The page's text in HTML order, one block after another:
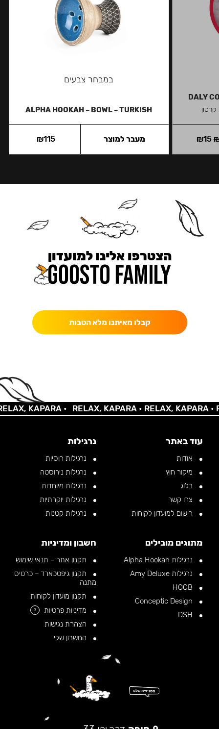
DALY
₪15
במבחר צבעים
ALPHA HOOKAH – BOWL – TURKISH
₪115 מעבר למוצר
הצטרפו אלינו למועדון
קבלו מאיתנו מלא הטבות
KAPARA • RELAX, KAPARA •RELAX, KAPARA •
עוד באתר
אודות
מיקור חוץ
בלוג
צרו קשר
רישום למועדון לקוחות
נרגילות
נרגילות רוסיות
נרגילות נירוסטה
נרגילות מיוחדות
נרגילות יוקרתיות
נרגילות קטנות
מתוגים מובילים
נרגילות Alpha Hookah
נרגילות Amy Deluxe
חשבון ומדיניות
תקנון אתר – תנאי שימוש
תקנון גיפטכארד – כרטיס
מתנה
תקנון מועדון לקוחות
מדיניות פרטיות
?
הצהרת נגישות
החשבון שלי